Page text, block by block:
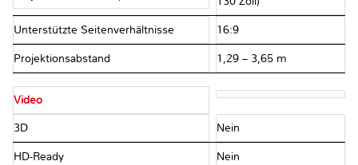
Unterstützte Seitenverhältnisse 16:9
Projektionsabstand 1,29 – 3,65 m
Video
3D Nein
HD-Ready Nein